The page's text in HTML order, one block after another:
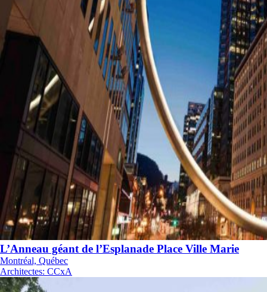
L’Anneau géant de l’Esplanade Place Ville Marie
Montréal, Québec
Architectes: CCxA